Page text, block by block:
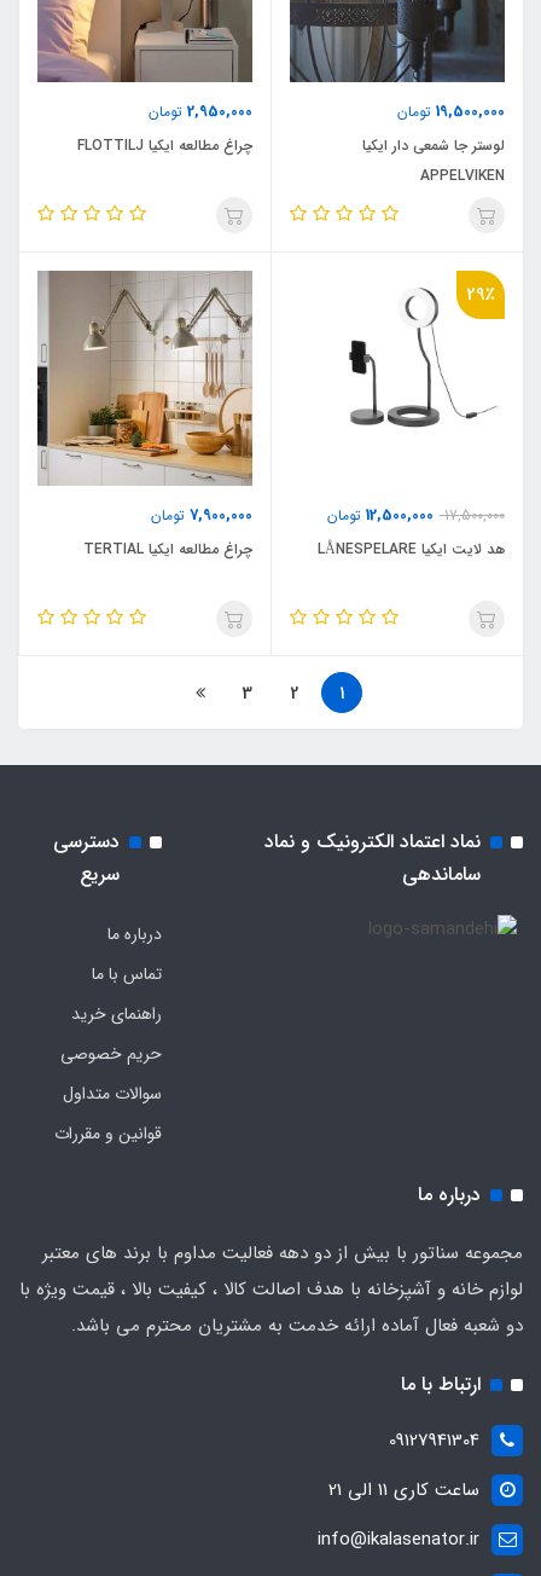
19,500,000 تومان
لوستر جا شمعی دار ایکیا
APPELVIKEN
2,950,000 تومان
چراغ مطالعه ایکیا FLOTTILJ
29٪
17,500,000
12,500,000 تومان
هد لایت ایکیا LÅNESPELARE
7,900,000 تومان
چراغ مطالعه ایکیا TERTIAL
1
2
3
نماد اعتماد الکترونیک و نماد
ساماندهی
دسترسی
سریع
درباره ما
تماس با ما
راهنمای خرید
حریم خصوصی
سوالات متداول
قوانین و مقررات
درباره ما
مجموعه سناتور با بیش از دو دهه فعالیت مداوم با برند های معتبر
لوازم خانه و آشپزخانه با هدف اصالت کالا ، کیفیت بالا ، قیمت ویژه با
دو شعبه فعال آماده ارائه خدمت به مشتریان محترم می باشد.
ارتباط با ما
09127941304
ساعت کاری 11 الی 21
info@ikalasenator.ir